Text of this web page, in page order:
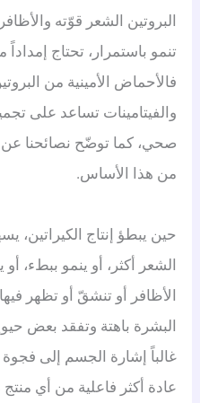
البروتين الشعر قوّته
تنمو باستمرار، تحتاج إمداداً
فالأحماض الأمينية من
والفيتامينات تساعد على
صحي، كما توضّح نصائحنا عن
من هذا الأساس.
حين يبطؤ إنتاج الكيراتين،
الشعر أكثر، أو ينمو ببطء،
الأظافر أو تنشقّ أو تظهر
البشرة باهتة وتفقد بعض
غالباً إشارة الجسم إلى فجوة
عادة أكثر فاعلية من أي